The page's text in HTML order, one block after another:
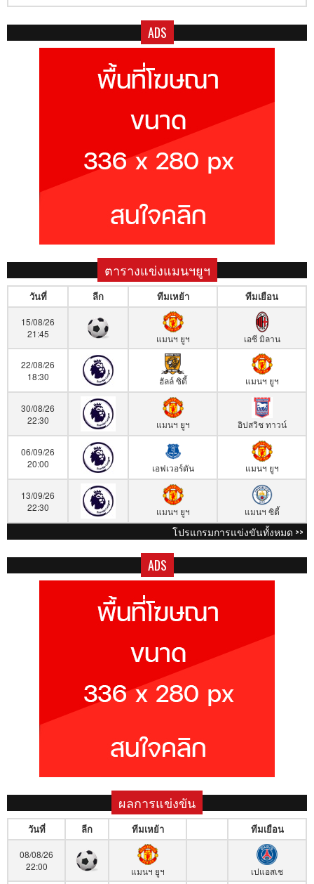
ADS
ตารางแข่งแมนฯยูฯ
วันที่ ลีก ทีมเหย้า ทีมเยือน
15/08/26
21:45
แมนฯ ยูฯ เอซี มิลาน
22/08/26
18:30
ฮัลล์ ซิตี้ แมนฯ ยูฯ
30/08/26
22:30
แมนฯ ยูฯ อิปสวิช ทาวน์
06/09/26
20:00
เอฟเวอร์ตัน แมนฯ ยูฯ
13/09/26
22:30
แมนฯ ยูฯ แมนฯ ซิตี้
โปรแกรมการแข่งขันทั้งหมด >>
ADS
ผลการแข่งขัน
วันที่ ลีก ทีมเหย้า ทีมเยือน
08/08/26
22:00
แมนฯ ยูฯ เปแอสเช